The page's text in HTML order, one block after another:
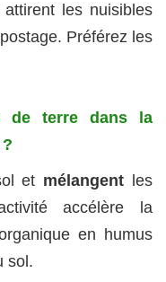
les nuisibles
Préférez les
de terre dans la
et mélangent les
accélère la
en humus
sol.